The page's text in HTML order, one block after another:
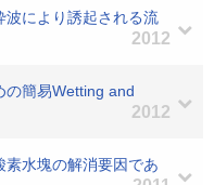
波により誘起される流
2012
の簡易Wetting and
2012
水塊の解消要因であ